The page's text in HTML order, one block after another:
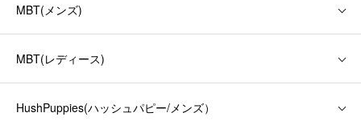
MBT(メンズ)
MBT(レディース)
HushPuppies(ハッシュパピー/メンズ）